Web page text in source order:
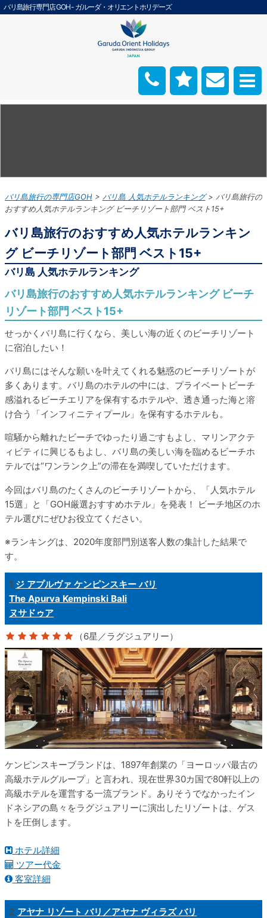
バリ島旅行専門店 GOH - ガルーダ・オリエントホリデーズ
バリ島旅行の専門店GOH バリ島 人気ホテルランキング
バリ島旅行の
おすすめ人気ホテルランキング ビーチリゾート部門 ベスト15+
バリ島旅行のおすすめ人気ホテルランキン
グ ビーチリゾート部門 ベスト15+
バリ島 人気ホテルランキング
バリ島旅行のおすすめ人気ホテルランキング ビーチ
リゾート部門 ベスト15+
せっかくバリ島に行くなら、美しい海の近くのビーチリゾート
に宿泊したい！
バリ島にはそんな願いを叶えてくれる魅惑のビーチリゾートが
多くあります。バリ島のホテルの中には、プライベートビーチ
感溢れるビーチエリアを保有するホテルや、透き通った海と溶
け合う「インフィニティプール」を保有するホテルも。
喧騒から離れたビーチでゆったり過ごすもよし、マリンアクテ
ィビティに興じるもよし、バリ島の美しい海を臨めるビーチホ
テルでは“ワンランク上”の滞在を満喫していただけます。
今回はバリ島のたくさんのビーチリゾートから、「人気ホテル
15選」と「GOH厳選おすすめホテル」を発表！ ビーチ地区のホ
テル選びにぜひお役立てください。
ランキングは、2020年度部門別送客人数の集計した結果で
す。
1 ジ アプルヴァ ケンピンスキー バリ
The Apurva Kempinski Bali
ヌサドゥア
（6星／ラグジュアリー）
ケンピンスキーブランドは、1897年創業の「ヨーロッパ最古の
高級ホテルグループ」と言われ、現在世界30カ国で80軒以上の
高級ホテルを運営する一流ブランド。ありそうでなかったイン
ドネシアの島々をラグジュアリーに演出したリゾートは、ゲス
トを圧倒します。
ホテル詳細
ツアー代金
客室詳細
2 アヤナ リゾート バリ／アヤナ ヴィラズ バリ